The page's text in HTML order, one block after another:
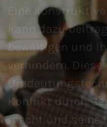
Eine
kann dazu
bewältigen und
verhindern. Diese
Konflikt durch
macht und seine